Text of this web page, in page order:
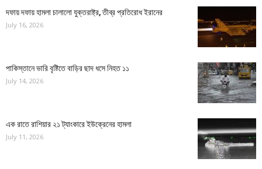
দফায় দফায় হামলা চালালো যুক্তরাষ্ট্র, তীব্র প্রতিরোধ ইরানের
July 16, 2026
পাকিস্তানে ভারি বৃষ্টিতে বাড়ির ছাদ ধসে নিহত ১১
July 14, 2026
এক রাতে রাশিয়ার ২১ ট্যাংকারে ইউক্রেনের হামলা
July 11, 2026